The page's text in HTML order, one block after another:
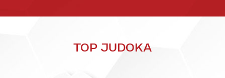
TOP JUDOKA